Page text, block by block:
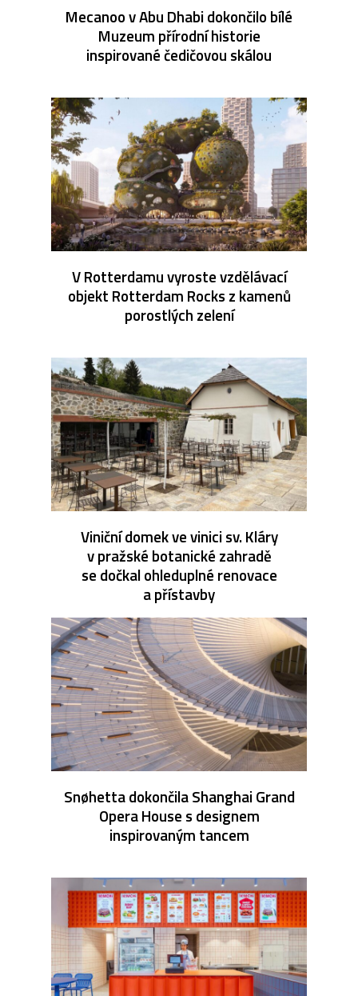
Mecanoo v Abu Dhabi dokončilo bílé
Muzeum přírodní historie
inspirované čedičovou skálou
V Rotterdamu vyroste vzdělávací
objekt Rotterdam Rocks z kamenů
porostlých zelení
Viniční domek ve vinici sv. Kláry
v pražské botanické zahradě
se dočkal ohleduplné renovace
a přístavby
Snøhetta dokončila Shanghai Grand
Opera House s designem
inspirovaným tancem